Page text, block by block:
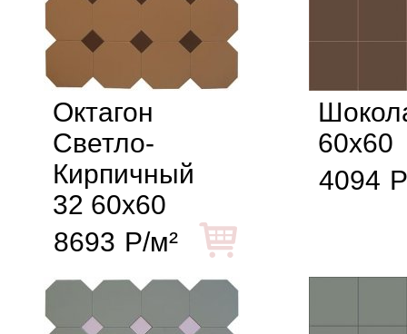
Октагон
Светло-
Кирпичный
32 60x60
8693 Р/м²
60x60
4094